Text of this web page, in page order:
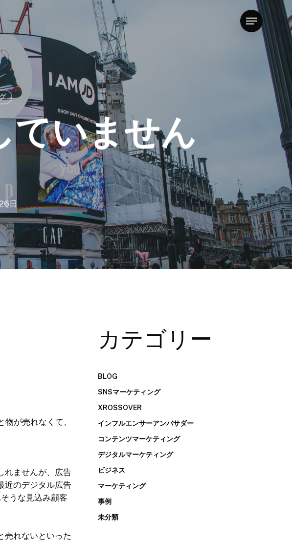
Menu
ていません
日
が売れなくて、
れませんが、広告
近のデジタル広告
うな見込み顧客
売れないといった
カテゴリー
BLOG
SNSマーケティング
XROSSOVER
インフルエンサーアンバサダー
コンテンツマーケティング
デジタルマーケティング
ビジネス
マーケティング
事例
未分類